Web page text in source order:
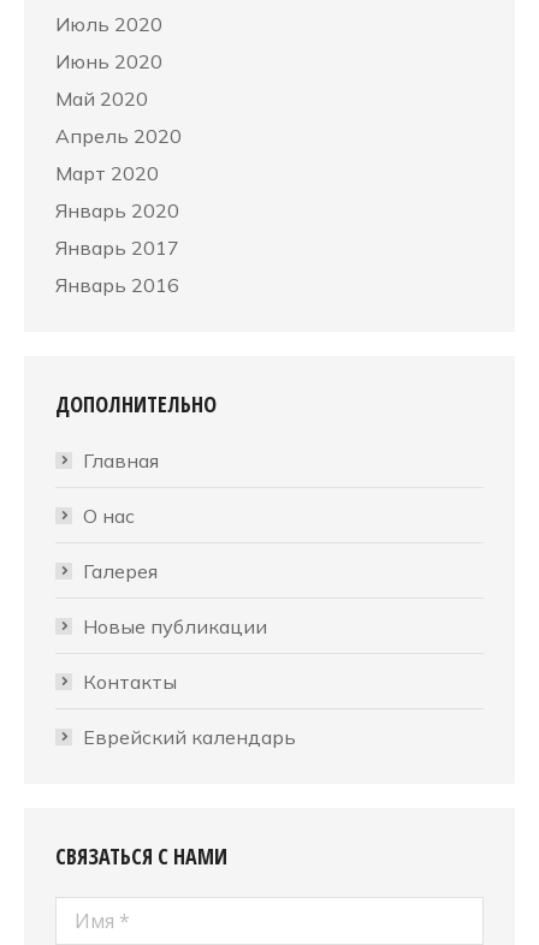
Июль 2020
Июнь 2020
Май 2020
Апрель 2020
Март 2020
Январь 2020
Январь 2017
Январь 2016
ДОПОЛНИТЕЛЬНО
Главная
О нас
Галерея
Новые публикации
Контакты
Еврейский календарь
СВЯЗАТЬСЯ С НАМИ
Имя *